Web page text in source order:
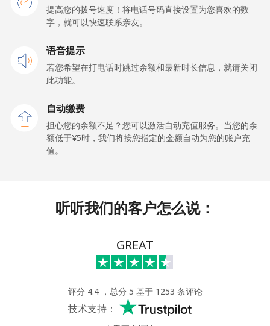
⁦¥46.50⁩ 21 分钟最少 ⁦¥1,000⁩
手机 ⁦¥49.50⁩
Dominican Republic
座机 ⁦¥8.50⁩
提高您的拨号速度！将电话号码直接设置为您喜欢的数
字，就可以快速联系亲友。
语音提示
若您希望在打电话时跳过余额和最新时长信息，就请关闭
此功能。
自动缴费
担心您的余额不足？您可以激活自动充值服务。当您的余
额低于⁦¥5⁩时，我们将按您指定的金额自动为您的账户充
值。
听听我们的客户怎么说：
GREAT
评分 4.4 ，总分 5 基于 1253 条评论
技术支持：